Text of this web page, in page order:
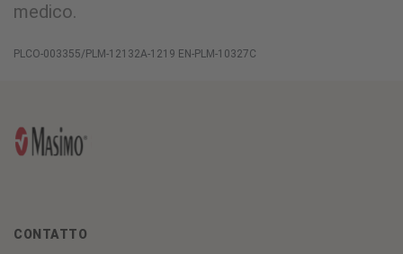
medico.
PLCO-003355/PLM-12132A-1219 EN-PLM-10327C
CONTATTO